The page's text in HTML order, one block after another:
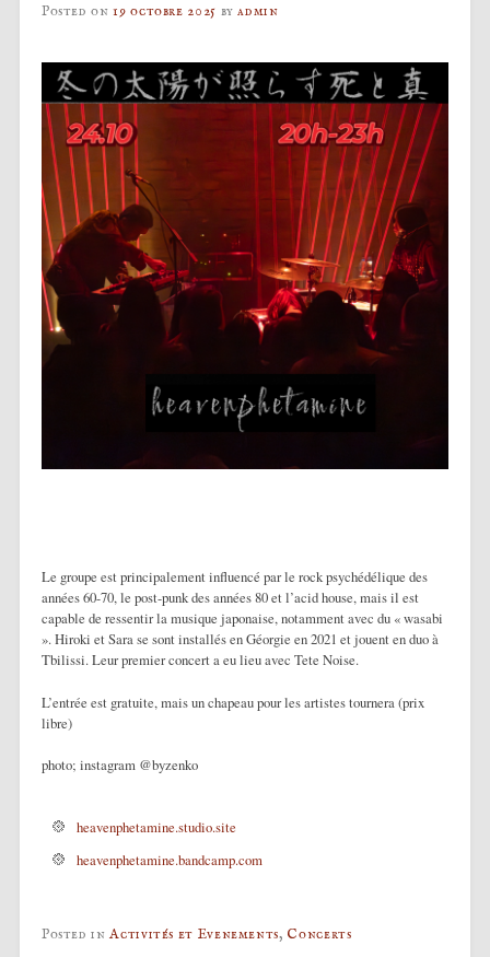
Posted on19 octobre 2025 byadmin
Le groupe est principalement influencé par le rock psychédélique des
années 60-70, le post-punk des années 80 et l’acid house, mais il est
capable de ressentir la musique japonaise, notamment avec du « wasabi
». Hiroki et Sara se sont installés en Géorgie en 2021 et jouent en duo à
Tbilissi. Leur premier concert a eu lieu avec Tete Noise.
L’entrée est gratuite, mais un chapeau pour les artistes tournera (prix
libre)
photo; instagram @byzenko
heavenphetamine.studio.site
heavenphetamine.bandcamp.com
Posted inActivités et Evenements, Concerts